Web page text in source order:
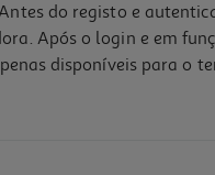
do registo e
Após o login e em
disponíveis para